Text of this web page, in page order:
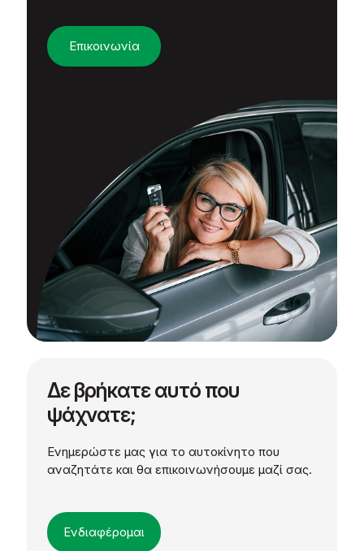
Επικοινωνία
Δε βρήκατε αυτό που
ψάχνατε;
Ενημερώστε μας για το αυτοκίνητο που
αναζητάτε και θα επικοινωνήσουμε μαζί σας.
Ενδιαφέρομαι